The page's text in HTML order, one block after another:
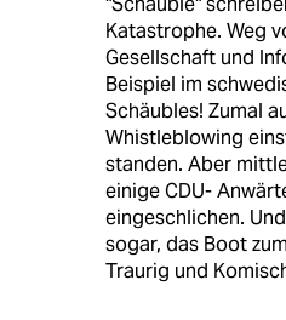
Katastrophe. Weg
Gesellschaft und
Beispiel im
Schäubles! Zumal
Whistleblowing
standen. Aber
einige CDU-
eingeschlichen.
sogar, das Boot
Traurig und